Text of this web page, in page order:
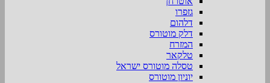
גזפרו
דלהום
דלק מוטורס
המזרח
טלקאר
טסלה מוטורס ישראל
יוניון מוטורס